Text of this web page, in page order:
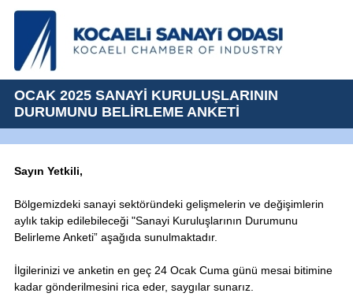
OCAK 2025 SANAYİ KURULUŞLARININ
DURUMUNU BELİRLEME ANKETİ
Sayın Yetkili,
Bölgemizdeki sanayi sektöründeki gelişmelerin ve değişimlerin
aylık takip edilebileceği "Sanayi Kuruluşlarının Durumunu
Belirleme Anketi” aşağıda sunulmaktadır.
İlgilerinizi ve anketin en geç 24 Ocak Cuma günü mesai bitimine
kadar gönderilmesini rica eder, saygılar sunarız.